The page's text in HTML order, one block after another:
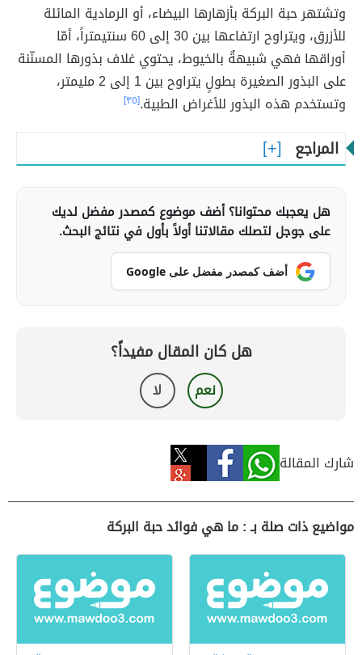
وتشتهر حبة البركة بأزهارها البيضاء، أو الرمادية المائلة
للأزرق، ويتراوح ارتفاعها بين 30 إلى 60 سنتيمتراً، أمّا
أوراقها فهي شبيهةٌ بالخيوط، يحتوي غلاف بذورها المسنّنة
على البذور الصغيرة بطولٍ يتراوح بين 1 إلى 2 مليمتر،
وتستخدم هذه البذور للأغراض الطبية.[٣٥]
المراجع
هل يعجبك محتوانا؟ أضف موضوع كمصدر مفضل لديك
على جوجل لتصلك مقالاتنا أولاً بأول في نتائج البحث.
أضف كمصدر مفضل على Google
هل كان المقال مفيداً؟
نعم لا
شارك المقالة
مواضيع ذات صلة بـ : ما هي فوائد حبة البركة